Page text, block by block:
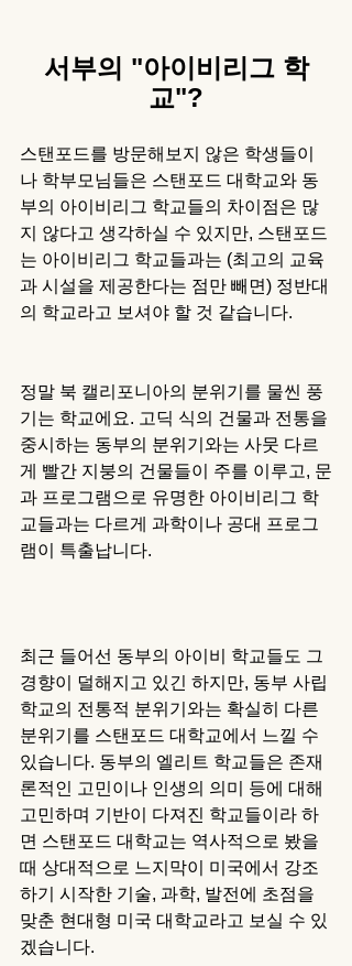
서부의 "아이비리그 학
교"?
스탠포드를 방문해보지 않은 학생들이
나 학부모님들은 스탠포드 대학교와 동
부의 아이비리그 학교들의 차이점은 많
지 않다고 생각하실 수 있지만, 스탠포드
는 아이비리그 학교들과는 (최고의 교육
과 시설을 제공한다는 점만 빼면) 정반대
의 학교라고 보셔야 할 것 같습니다.
정말 북 캘리포니아의 분위기를 물씬 풍
기는 학교에요. 고딕 식의 건물과 전통을
중시하는 동부의 분위기와는 사뭇 다르
게 빨간 지붕의 건물들이 주를 이루고, 문
과 프로그램으로 유명한 아이비리그 학
교들과는 다르게 과학이나 공대 프로그
램이 특출납니다.
최근 들어선 동부의 아이비 학교들도 그
경향이 덜해지고 있긴 하지만, 동부 사립
학교의 전통적 분위기와는 확실히 다른
분위기를 스탠포드 대학교에서 느낄 수
있습니다. 동부의 엘리트 학교들은 존재
론적인 고민이나 인생의 의미 등에 대해
고민하며 기반이 다져진 학교들이라 하
면 스탠포드 대학교는 역사적으로 봤을
때 상대적으로 느지막이 미국에서 강조
하기 시작한 기술, 과학, 발전에 초점을
맞춘 현대형 미국 대학교라고 보실 수 있
겠습니다.